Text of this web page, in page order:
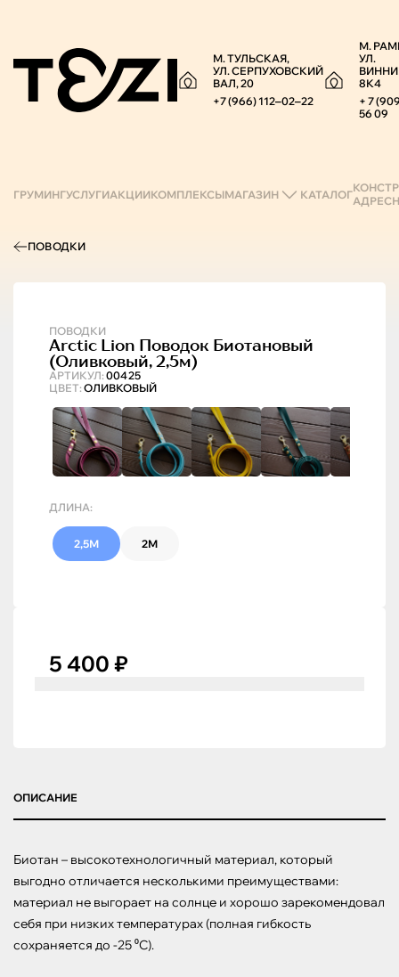
М. ТУЛЬСКАЯ,
УЛ. СЕРПУХОВСКИЙ
ВАЛ, 20
+7 (966) 112‒02‒22
М.
УЛ.
8К4
+ 7
56 09
ГРУМИНГУСЛУГИАКЦИИКОМПЛЕКСЫМАГАЗИН КАТАЛОГ
ПОВОДКИ
ПОВОДКИ
АРТИКУЛ: 00425
Arctic Lion Поводок Биотановый
(оливковый, 2,5м)
ЦВЕТ: ОЛИВКОВЫЙ
ДЛИНА:
2,5М 2М
5 400 ₽
ОПИСАНИЕ
Биотан – высокотехнологичный материал, который
выгодно отличается несколькими преимуществами:
материал не выгорает на солнце и хорошо зарекомендовал
себя при низких температурах (полная гибкость
сохраняется до -25 ⁰С).